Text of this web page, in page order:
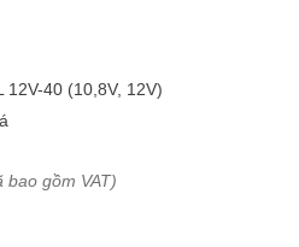
12V-40 (10,8V, 12V)
bao gồm VAT)